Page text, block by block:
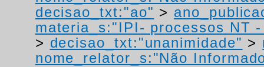
decisao_txt:"ao" >
materia_s:"IPI- processos NT
> decisao_txt:"unanimidade" >
nome_relator_s:"Não